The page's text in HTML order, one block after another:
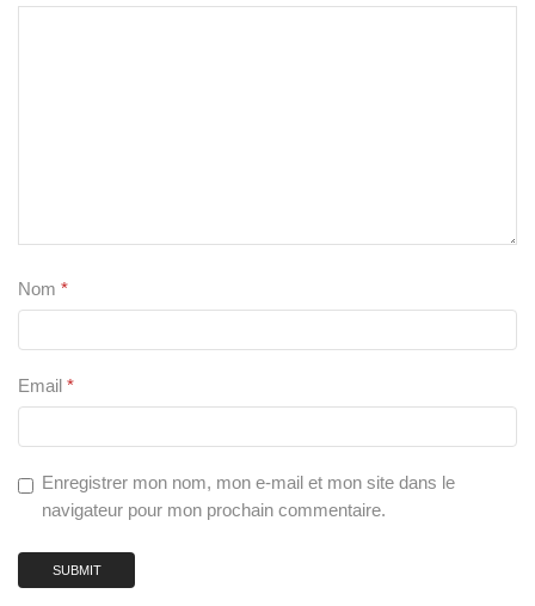
Nom *
Email *
Enregistrer mon nom, mon e-mail et mon site dans le
navigateur pour mon prochain commentaire.